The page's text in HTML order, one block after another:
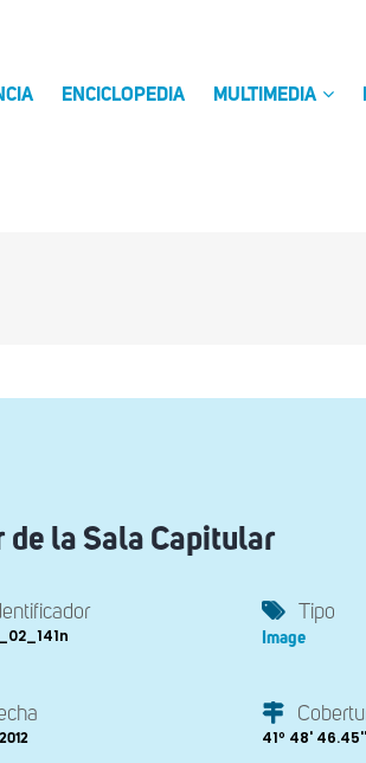
ENCICLOPEDIA MULTIMEDIA
de la Sala Capitular
Tipo
Image
41º 48'